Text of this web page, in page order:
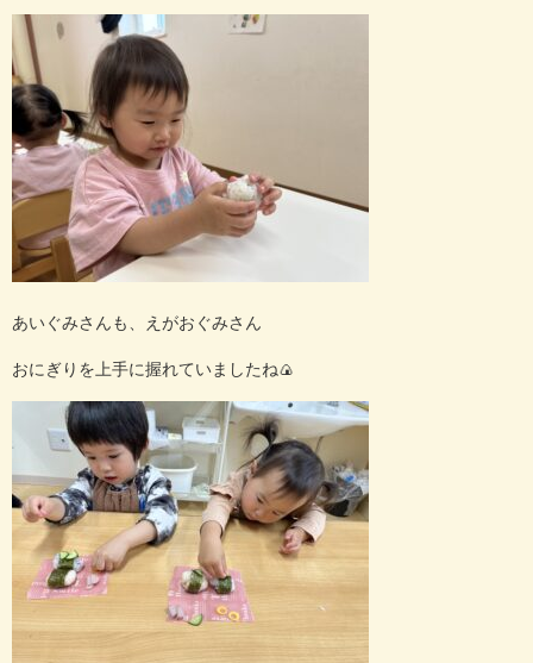
あいぐみさんも、えがおぐみさん
おにぎりを上手に握れていましたね🍙